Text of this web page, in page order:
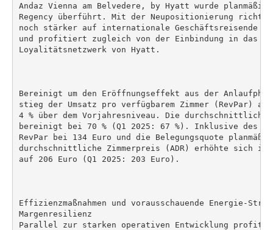
Andaz Vienna am Belvedere, by Hyatt wurde
Regency überführt. Mit der Neupositionierung
noch stärker auf internationale Geschäftsreisende
und profitiert zugleich von der Einbindung in das
Loyalitätsnetzwerk von Hyatt.
Bereinigt um den Eröffnungseffekt aus der
stieg der Umsatz pro verfügbarem Zimmer (RevPar)
4 % über dem Vorjahresniveau. Die durchschnittliche
bereinigt bei 70 % (Q1 2025: 67 %). Inklusive des
RevPar bei 134 Euro und die Belegungsquote
durchschnittliche Zimmerpreis (ADR) erhöhte sich
auf 206 Euro (Q1 2025: 203 Euro).
Effizienzmaßnahmen und vorausschauende Energie-
Margenresilienz
Parallel zur starken operativen Entwicklung profitiert